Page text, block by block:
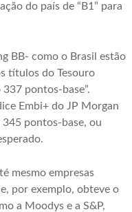
do país de “B1” para
BB- como o Brasil estão
títulos do Tesouro
pontos-base”.
Embi+ do JP Morgan
345 pontos-base, ou
mesmo empresas
por exemplo, obteve o
a Moodys e a S&P,